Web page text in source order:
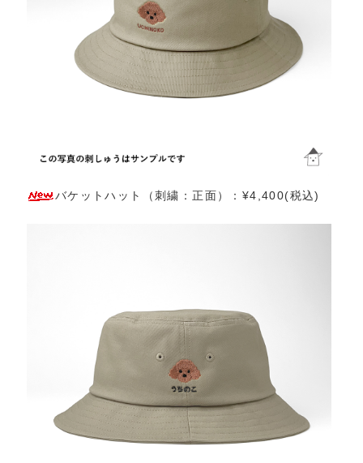
バケットハット（刺繍：正面）：¥4,400(税込)